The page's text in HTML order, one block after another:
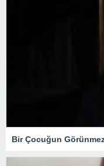
Bir Çocuğun Görünmez